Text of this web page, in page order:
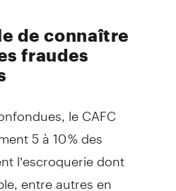
de connaître
fraudes
le CAFC
5 à 10 % des
l’escroquerie dont
entre autres en